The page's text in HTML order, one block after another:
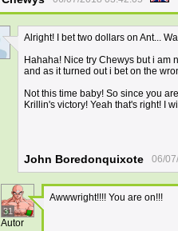
Alright! I bet two dollars on Ant...
Hahaha! Nice try Chewys but i am
and as it turned out i bet on the
Not this time baby! So since you
Krillin's victory! Yeah that's right! I
John Boredonquixote 06/
31
Autor
Awwwright!!!! You are on!!!